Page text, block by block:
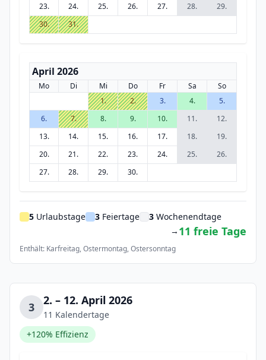
23.
24. 25. 26. 27. 28.
29.
30.
31.
April 2026
Mo Di Mi Do Fr Sa
So
1.
2. 3. 4.
5.
6.
7. 8. 9. 10. 11.
12.
13.
14. 15. 16. 17. 18.
19.
20.
21. 22. 23. 24. 25.
26.
27.
28. 29. 30.
5 Urlaubstage 3 Feiertage 3 Wochenendtage
→ 11 freie Tage
Enthält: Karfreitag, Ostermontag, Ostersonntag
3 2. – 12. April 2026
11 Kalendertage
+120% Effizienz